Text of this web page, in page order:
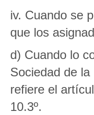
iv. Cuando se
que los
d) Cuando lo
Sociedad de
refiere el
10.3º.